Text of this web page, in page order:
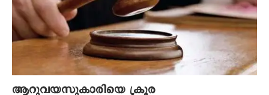
ആറുവയസുകാരിയെ ക്രൂര